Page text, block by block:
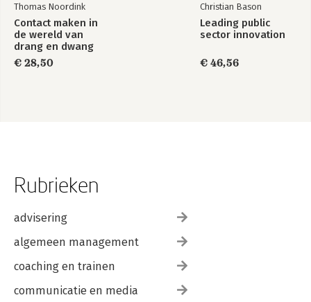
Thomas Noordink
Contact maken in
de wereld van
drang en dwang
€ 28,50
Christian Bason
Leading public
sector innovation
€ 46,56
Rubrieken
advisering
algemeen management
coaching en trainen
communicatie en media